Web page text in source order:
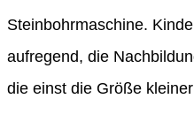
Steinbohrmaschine.
aufregend, die
die einst die Größe